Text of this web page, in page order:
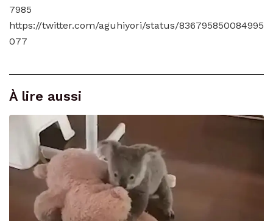
7985
https://twitter.com/aguhiyori/status/836795850084995
077
À lire aussi